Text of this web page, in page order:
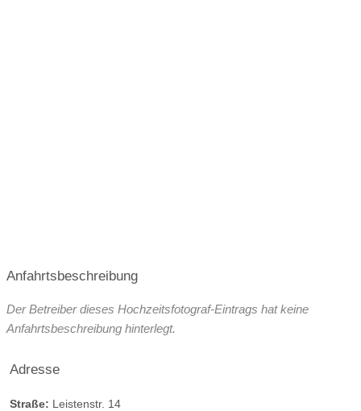
Anfahrtsbeschreibung
Der Betreiber dieses Hochzeitsfotograf-Eintrags hat keine
Anfahrtsbeschreibung hinterlegt.
Adresse
Straße: Leistenstr. 14